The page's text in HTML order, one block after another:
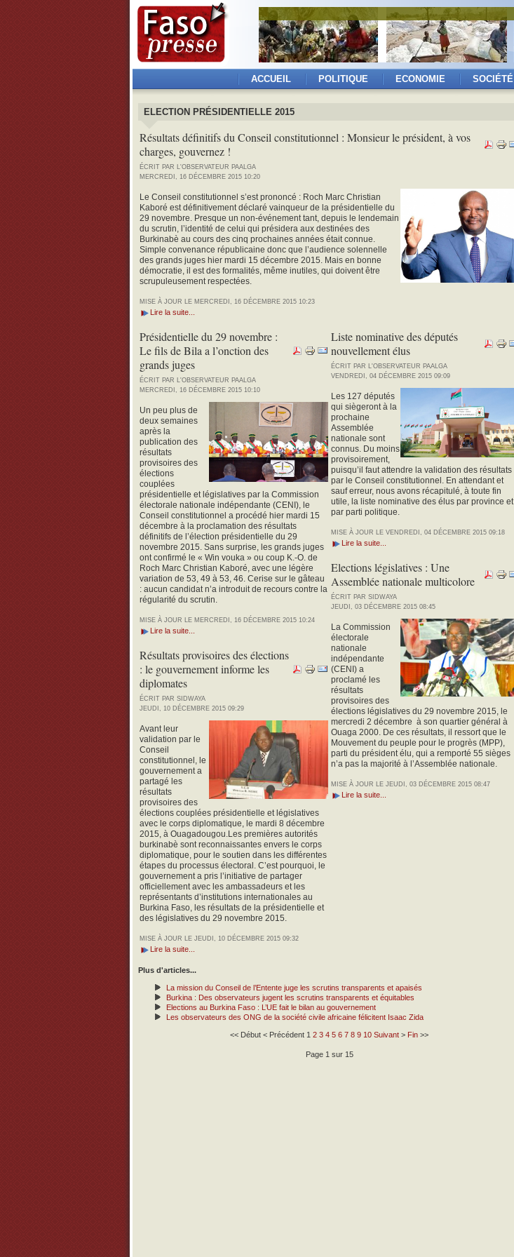
ACCUEIL POLITIQUE ECONOMIE SOCIÉTÉ
ELECTION PRÉSIDENTIELLE 2015
Résultats définitifs du Conseil constitutionnel : Monsieur le président, à vos
charges, gouvernez !
ÉCRIT PAR L'OBSERVATEUR PAALGA
MERCREDI, 16 DÉCEMBRE 2015 10:20
Le Conseil constitutionnel s’est prononcé : Roch Marc Christian
Kaboré est définitivement déclaré vainqueur de la présidentielle du
29 novembre. Presque un non-événement tant, depuis le lendemain
du scrutin, l’identité de celui qui présidera aux destinées des
Burkinabè au cours des cinq prochaines années était connue.
Simple convenance républicaine donc que l’audience solennelle
des grands juges hier mardi 15 décembre 2015. Mais en bonne
démocratie, il est des formalités, même inutiles, qui doivent être
scrupuleusement respectées.
MISE À JOUR LE MERCREDI, 16 DÉCEMBRE 2015 10:23
Lire la suite...
Présidentielle du 29 novembre :
Le fils de Bila a l’onction des
grands juges
ÉCRIT PAR L'OBSERVATEUR PAALGA
MERCREDI, 16 DÉCEMBRE 2015 10:10
Un peu plus de
deux semaines
après la
publication des
résultats
provisoires des
élections
couplées
présidentielle et législatives par la Commission
électorale nationale indépendante (CENI), le
Conseil constitutionnel a procédé hier mardi 15
décembre à la proclamation des résultats
définitifs de l’élection présidentielle du 29
novembre 2015. Sans surprise, les grands juges
ont confirmé le « Win vouka » ou coup K.-O. de
Roch Marc Christian Kaboré, avec une légère
variation de 53, 49 à 53, 46. Cerise sur le gâteau
: aucun candidat n’a introduit de recours contre la
régularité du scrutin.
MISE À JOUR LE MERCREDI, 16 DÉCEMBRE 2015 10:24
Lire la suite...
Résultats provisoires des élections
: le gouvernement informe les
diplomates
ÉCRIT PAR SIDWAYA
JEUDI, 10 DÉCEMBRE 2015 09:29
Avant leur
validation par le
Conseil
constitutionnel, le
gouvernement a
partagé les
résultats
provisoires des
élections couplées présidentielle et législatives
avec le corps diplomatique, le mardi 8 décembre
2015, à Ouagadougou.Les premières autorités
burkinabè sont reconnaissantes envers le corps
diplomatique, pour le soutien dans les différentes
étapes du processus électoral. C’est pourquoi, le
gouvernement a pris l’initiative de partager
officiellement avec les ambassadeurs et les
représentants d’institutions internationales au
Burkina Faso, les résultats de la présidentielle et
des législatives du 29 novembre 2015.
MISE À JOUR LE JEUDI, 10 DÉCEMBRE 2015 09:32
Lire la suite...
Liste nominative des députés
nouvellement élus
ÉCRIT PAR L'OBSERVATEUR PAALGA
VENDREDI, 04 DÉCEMBRE 2015 09:09
Les 127 députés
qui siègeront à la
prochaine
Assemblée
nationale sont
connus. Du moins
provisoirement,
puisqu’il faut attendre la validation des résultats
par le Conseil constitutionnel. En attendant et
sauf erreur, nous avons récapitulé, à toute fin
utile, la liste nominative des élus par province et
par parti politique.
MISE À JOUR LE VENDREDI, 04 DÉCEMBRE 2015 09:18
Lire la suite...
Elections législatives : Une
Assemblée nationale multicolore
ÉCRIT PAR SIDWAYA
JEUDI, 03 DÉCEMBRE 2015 08:45
La Commission
électorale
nationale
indépendante
(CENI) a
proclamé les
résultats
provisoires des
élections législatives du 29 novembre 2015, le
mercredi 2 décembre à son quartier général à
Ouaga 2000. De ces résultats, il ressort que le
Mouvement du peuple pour le progrès (MPP),
parti du président élu, qui a remporté 55 sièges
n’a pas la majorité à l’Assemblée nationale.
MISE À JOUR LE JEUDI, 03 DÉCEMBRE 2015 08:47
Lire la suite...
Plus d'articles...
La mission du Conseil de l’Entente juge les scrutins transparents et apaisés
Burkina : Des observateurs jugent les scrutins transparents et équitables
Elections au Burkina Faso : L’UE fait le bilan au gouvernement
Les observateurs des ONG de la société civile africaine félicitent Isaac Zida
<< Début < Précédent 1 2 3 4 5 6 7 8 9 10 Suivant > Fin >>
Page 1 sur 15